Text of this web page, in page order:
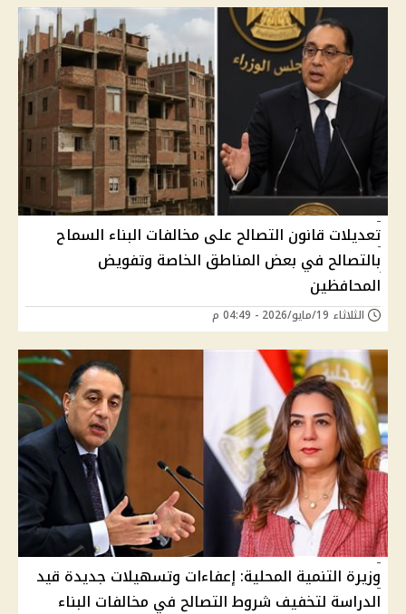
تعديلات قانون التصالح على مخالفات البناء السماح
بالتصالح في بعض المناطق الخاصة وتفويض
المحافظين
الثلاثاء 19/مايو/2026 - 04:49 م
وزيرة التنمية المحلية: إعفاءات وتسهيلات جديدة قيد
الدراسة لتخفيف شروط التصالح في مخالفات البناء